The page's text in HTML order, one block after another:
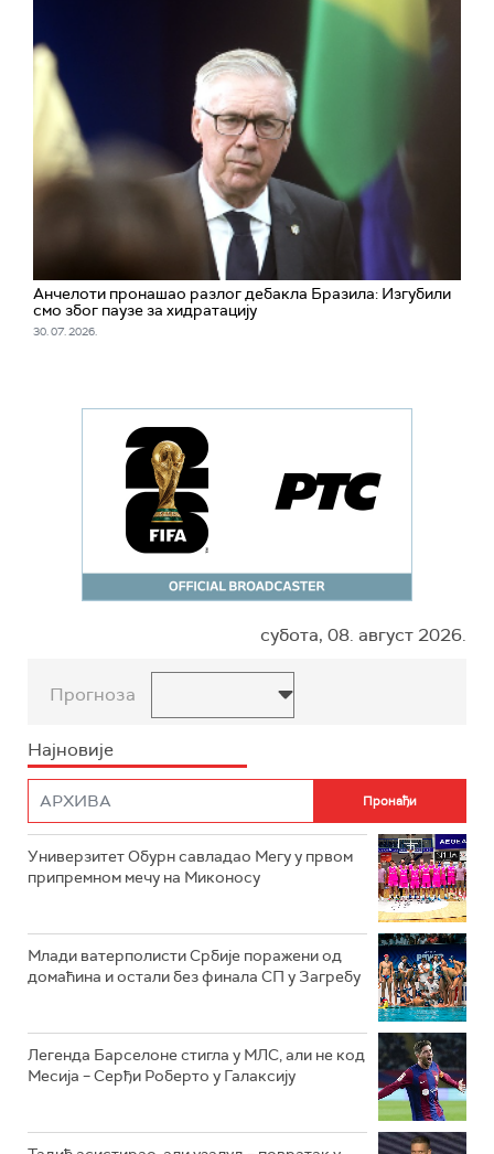
Анчелоти пронашао разлог дебакла Бразила: Изгубили
смо због паузе за хидратацију
30. 07. 2026.
субота, 08. август 2026.
Прогноза
Најновије
Универзитет Обурн савладао Мегу у првом
припремном мечу на Миконосу
Млади ватерполисти Србије поражени од
домаћина и остали без финала СП у Загребу
Легенда Барселоне стигла у МЛС, али не код
Месија – Серђи Роберто у Галаксију